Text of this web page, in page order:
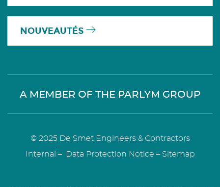
NOUVEAUTÉS
A MEMBER OF THE PARLYM GROUP
© 2025 De Smet Engineers & Contractors
Internal – Data Protection Notice – Sitemap